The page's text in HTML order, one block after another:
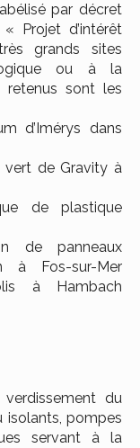
par décret
Projet d’intérêt
grands sites
ou à la
retenus sont les
d’Imérys dans
vert de Gravity à
de plastique
de panneaux
à Fos-sur-Mer
à Hambach
du
isolants, pompes
servant à la